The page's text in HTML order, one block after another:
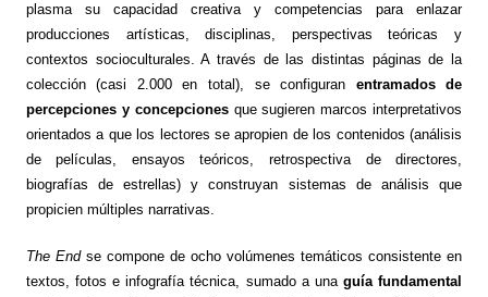
plasma su capacidad creativa y competencias para enlazar
producciones artísticas, disciplinas, perspectivas teóricas y
contextos socioculturales. A través de las distintas páginas de la
colección (casi 2.000 en total), se configuran entramados de
percepciones y concepcionesque sugieren marcos interpretativos
orientados a que los lectores se apropien de los contenidos (análisis
de películas, ensayos teóricos, retrospectiva de directores,
biografías de estrellas) y construyan sistemas de análisis que
propicien múltiples narrativas.
The Endse compone de ocho volúmenes temáticos consistente en
textos, fotos e infografía técnica, sumado a una guía fundamental